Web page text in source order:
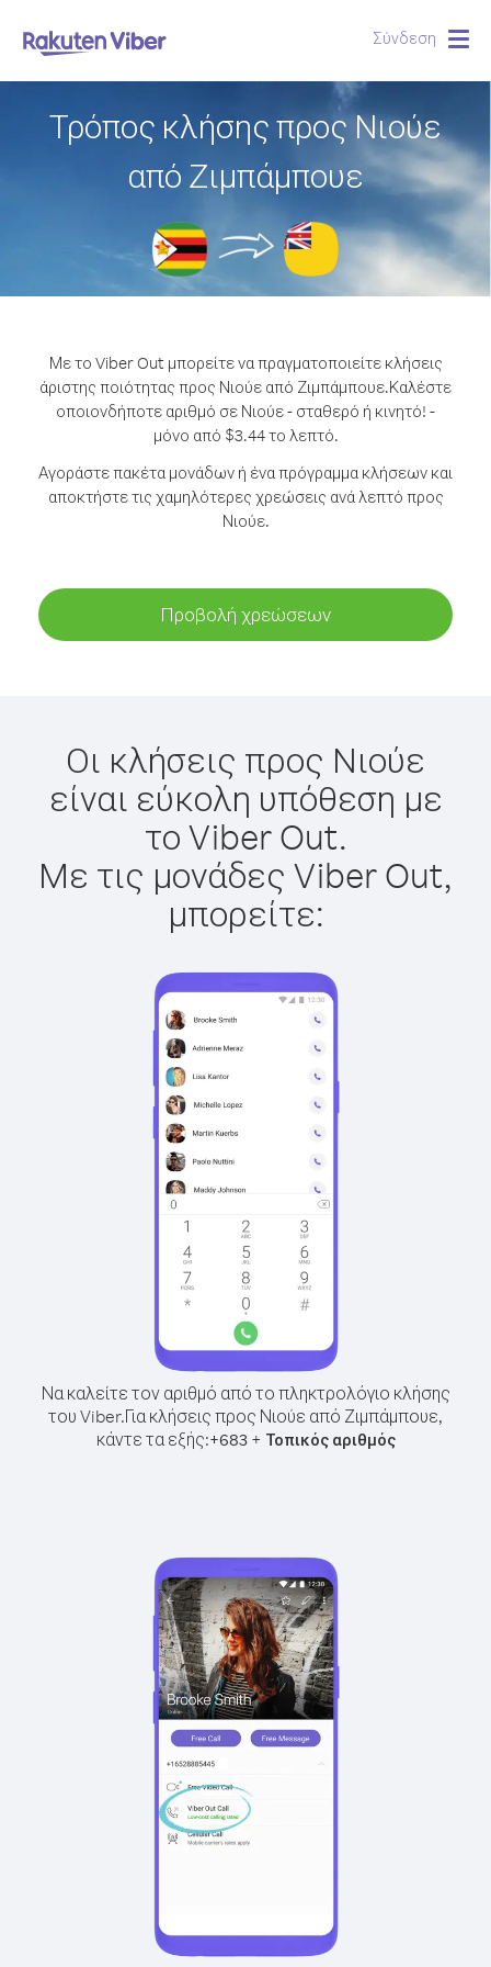
Σύνδεση
Τρόπος κλήσης προς Νιούε
από Ζιμπάμπουε
Με το Viber Out μπορείτε να πραγματοποιείτε κλήσεις
άριστης ποιότητας προς Νιούε από Ζιμπάμπουε.Καλέστε
οποιονδήποτε αριθμό σε Νιούε - σταθερό ή κινητό! -
μόνο από $3.44 το λεπτό.
Αγοράστε πακέτα μονάδων ή ένα πρόγραμμα κλήσεων και
αποκτήστε τις χαμηλότερες χρεώσεις ανά λεπτό προς
Νιούε.
Προβολή χρεώσεων
Οι κλήσεις προς Νιούε
είναι εύκολη υπόθεση με
το Viber Out.
Με τις μονάδες Viber Out,
μπορείτε:
Να καλείτε τον αριθμό από το πληκτρολόγιο κλήσης
του Viber.Για κλήσεις προς Νιούε από Ζιμπάμπουε,
κάντε τα εξής:+683+ Τοπικός αριθμός